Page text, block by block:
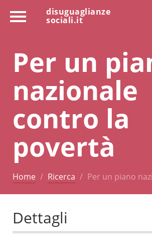
disuguaglianze
sociali.it
Per un
nazionale
contro la
povertà
Home Ricerca Per un piano
Dettagli